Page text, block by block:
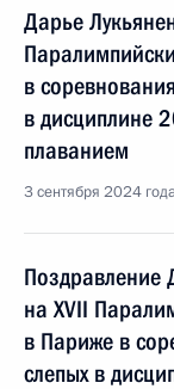
Дарье
в
в дисциплине
плаванием
3 сентября 2024
Поздравление
на XVII
в Париже в
слепых в